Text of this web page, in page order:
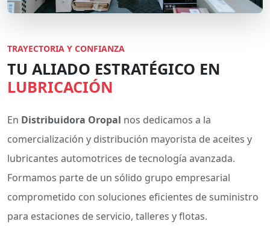
TRAYECTORIA Y CONFIANZA
TU ALIADO ESTRATÉGICO EN
LUBRICACIÓN
En Distribuidora Oropal nos dedicamos a la
comercialización y distribución mayorista de aceites y
lubricantes automotrices de tecnología avanzada.
Formamos parte de un sólido grupo empresarial
comprometido con soluciones eficientes de suministro
para estaciones de servicio, talleres y flotas.